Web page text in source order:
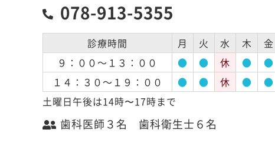
078-913-5355
診療時間 月 火 水 木 金
９：００～１３：００
● ● 休 ● ●
１４：３０～１９：００
● ● 休 ● ●
土曜日午後は14時〜17時まで
歯科医師３名 歯科衛生士６名